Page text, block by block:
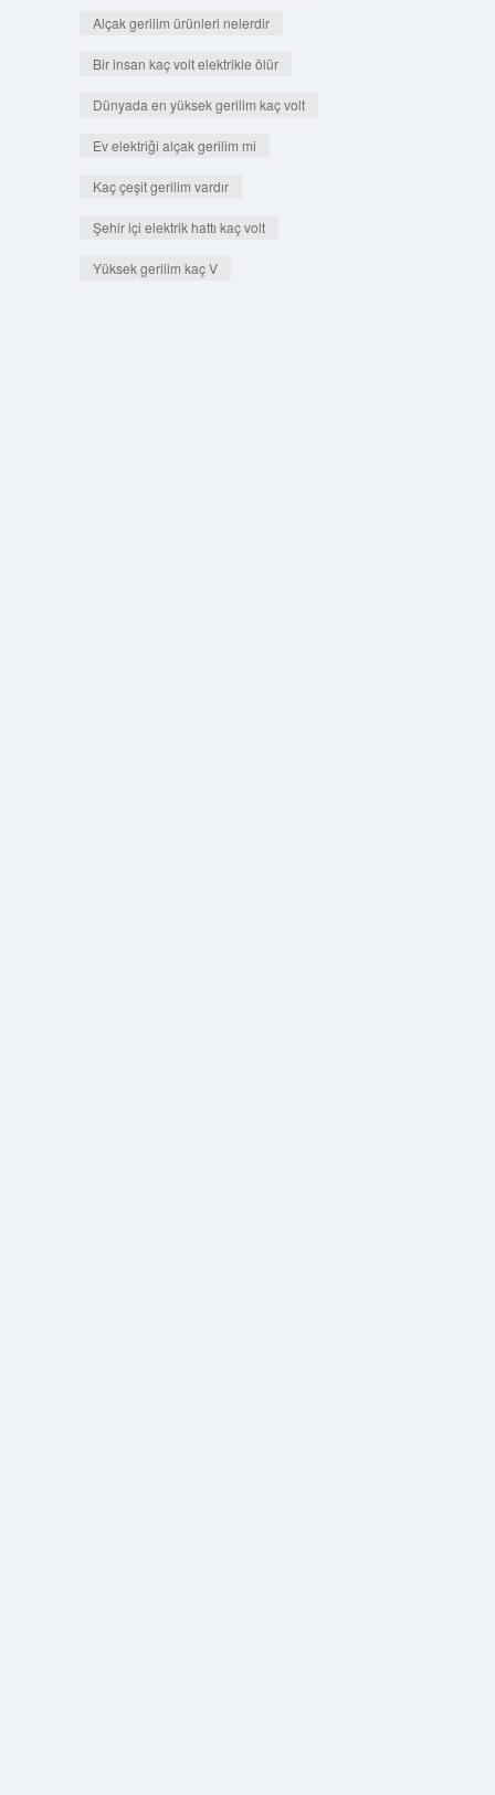
Alçak gerilim ürünleri nelerdir
Bir insan kaç volt elektrikle ölür
Dünyada en yüksek gerilim kaç volt
Ev elektriği alçak gerilim mi
Kaç çeşit gerilim vardır
Şehir içi elektrik hattı kaç volt
Yüksek gerilim kaç V